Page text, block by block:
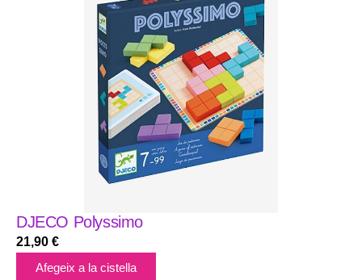
DJECO Polyssimo
21,90 €
Afegeix a la cistella